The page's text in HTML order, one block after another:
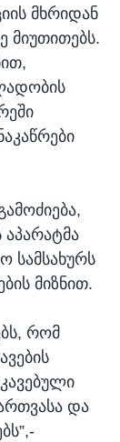
მხრიდან
მიუთითებს.
სამსახურს
მიზნით.
რომ
და